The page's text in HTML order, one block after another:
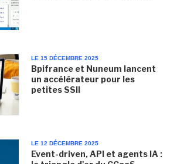
LE 15 DÉCEMBRE 2025
Bpifrance et Nuneum lancent
un accélérateur pour les
petites SSII
LE 12 DÉCEMBRE 2025
Event-driven, API et agents IA :